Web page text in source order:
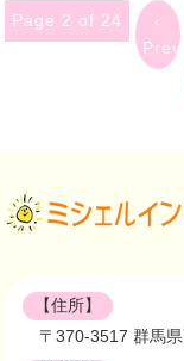
Page 2 of 24
‹
【住所】
〒370-3517 群馬